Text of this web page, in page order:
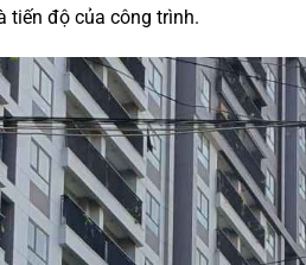
tiến độ của công trình.